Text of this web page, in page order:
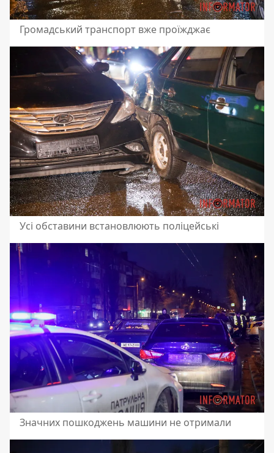
Громадський транспорт вже проїжджає
Усі обставини встановлюють поліцейські
Значних пошкоджень машини не отримали